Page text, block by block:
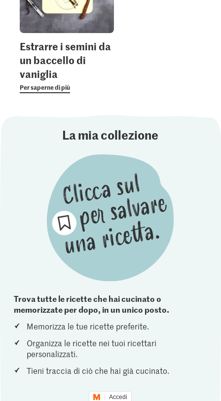
Estrarre i semini da
un baccello di
vaniglia
Per saperne di più
La mia collezione
Trova tutte le ricette che hai cucinato o
memorizzate per dopo, in un unico posto.
Memorizza le tue ricette preferite.
Organizza le ricette nei tuoi ricettari
personalizzati.
Tieni traccia di ciò che hai già cucinato.
Accedi